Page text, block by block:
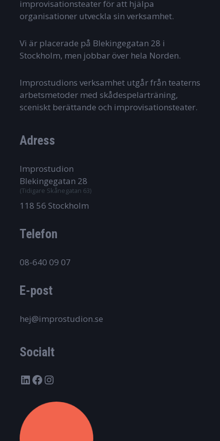
improvisationsteater för att hjälpa
organisationer utveckla sin verksamhet.
Vi är placerade på Blekingegatan 28 i
Stockholm, men jobbar över hela Norden.
Improstudions verksamhet utgår från teaterns
arbetsmetoder med skådespelarträning,
sceniskt berättande och improvisationsteater.
Adress
Improstudion
Blekingegatan 28
(Tidigare Skånegatan 63)
118 56 Stockholm
Telefon
08-640 09 07
E-post
hej@improstudion.se
Socialt
LinkedIn
Facebook
Instagram